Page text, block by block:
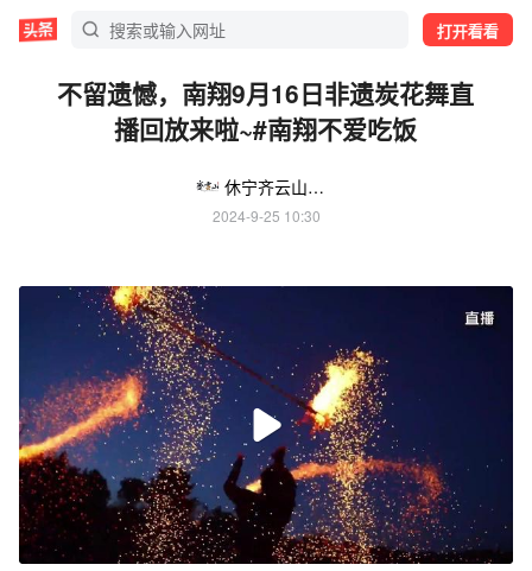
打开看看
不留遗憾，南翔9月16日非遗炭花舞直
播回放来啦~#南翔不爱吃饭
休宁齐云山文化旅游发展股份有限公司
2024-9-25 10:30